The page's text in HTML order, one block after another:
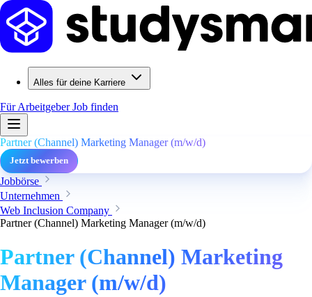
Alles für deine Karriere
Für ArbeitgeberJob finden
Partner (Channel) Marketing Manager (m/w/d)
Jetzt bewerben
Jobbörse
Unternehmen
Web Inclusion Company
Partner (Channel) Marketing Manager (m/w/d)
Partner (Channel) Marketing
Manager (m/w/d)